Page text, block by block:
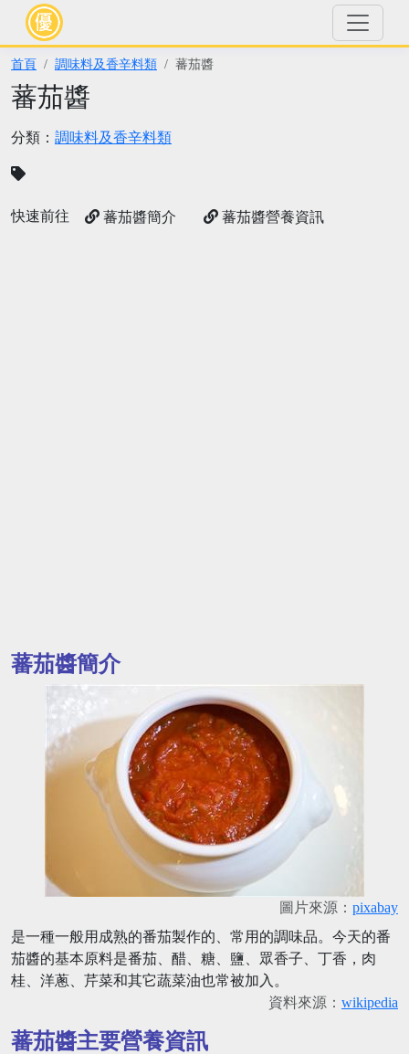
首頁 調味料及香辛料類 蕃茄醬
蕃茄醬
分類： 調味料及香辛料類
快速前往 蕃茄醬簡介 蕃茄醬營養資訊
蕃茄醬簡介
圖片來源： pixabay
是一種一般用成熟的番茄製作的、常用的調味品。今天的番
茄醬的基本原料是番茄、醋、糖、鹽、眾香子、丁香，肉
桂、洋蔥、芹菜和其它蔬菜油也常被加入。
資料來源： wikipedia
蕃茄醬主要營養資訊